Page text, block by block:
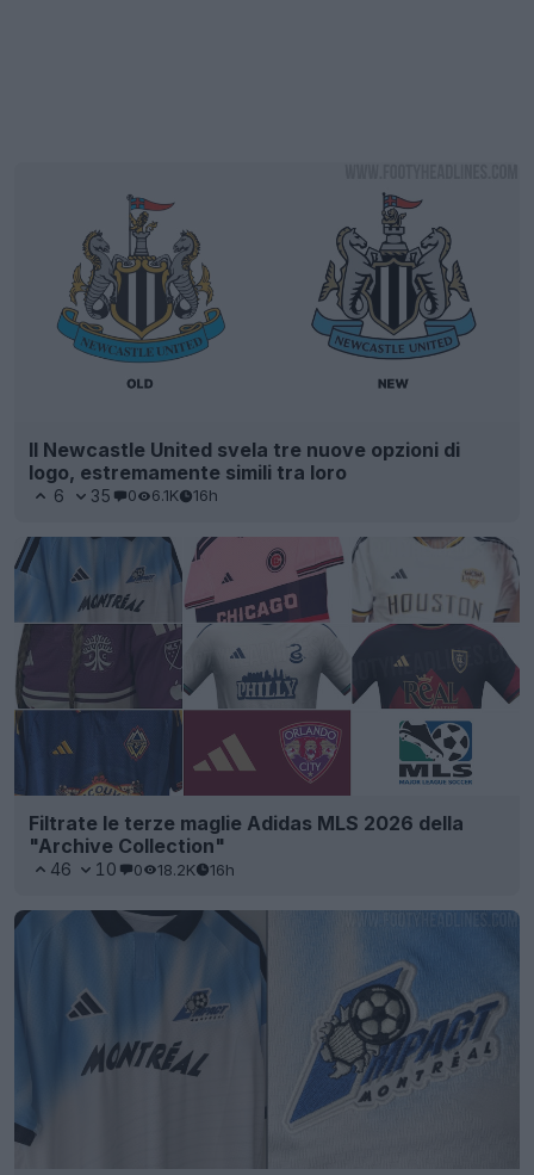
Il Newcastle United svela tre nuove opzioni di
logo, estremamente simili tra loro
6 35 0 6.1K 16h
Filtrate le terze maglie Adidas MLS 2026 della
"Archive Collection"
46 10 0 18.2K 16h